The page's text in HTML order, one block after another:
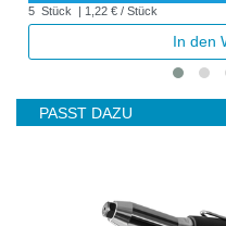
5 Stück | 1,22 € / Stück
In den
PASST DAZU